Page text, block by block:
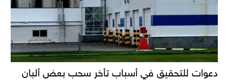
دعوات للتحقيق في أسباب تأخر سحب بعض ألبان